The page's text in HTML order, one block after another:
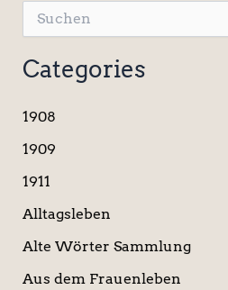
u
h
n
a
h
Categories
1908
1909
1911
Alltagsleben
Alte Wörter Sammlung
Aus dem Frauenleben